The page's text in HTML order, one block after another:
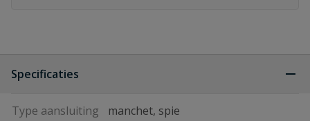
Specificaties
Type aansluiting manchet, spie